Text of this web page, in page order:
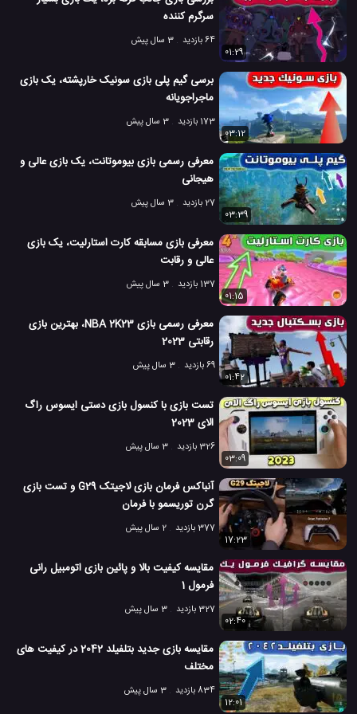
سرگرم کننده
64 بازدید
3 سال پیش
01:29
برسی گیم پلی بازی سونیک خارپشته، یک بازی
ماجراجویانه
173 بازدید
3 سال پیش
03:12
معرفی رسمی بازی بیوموتانت، یک بازی عالی و
هیجانی
27 بازدید
3 سال پیش
03:39
معرفی بازی مسابقه کارت استارلیت، یک بازی
عالی و رقابت
137 بازدید
3 سال پیش
01:15
معرفی رسمی بازی NBA 2K23، بهترین بازی
رقابتی 2023
69 بازدید
3 سال پیش
01:42
تست بازی با کنسول بازی دستی ایسوس راگ
الای 2023
326 بازدید
3 سال پیش
03:09
آنباکس فرمان بازی لاجیتک G29 و تست بازی
گرن توریسمو با فرمان
377 بازدید
2 سال پیش
17:23
مقایسه کیفیت بالا و پائین بازی اتومبیل رانی
فرمول 1
327 بازدید
3 سال پیش
02:40
مقایسه بازی جدید بتلفیلد 2042 در کیفیت های
مختلف
834 بازدید
3 سال پیش
12:01